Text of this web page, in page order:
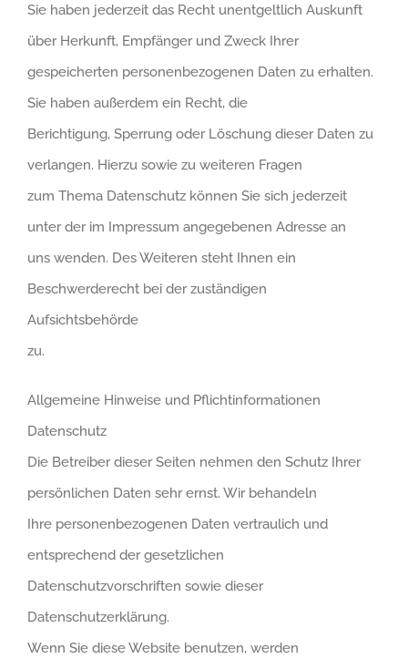
Sie haben jederzeit das Recht unentgeltlich Auskunft
über Herkunft, Empfänger und Zweck Ihrer
gespeicherten personenbezogenen Daten zu erhalten.
Sie haben außerdem ein Recht, die
Berichtigung, Sperrung oder Löschung dieser Daten zu
verlangen. Hierzu sowie zu weiteren Fragen
zum Thema Datenschutz können Sie sich jederzeit
unter der im Impressum angegebenen Adresse an
uns wenden. Des Weiteren steht Ihnen ein
Beschwerderecht bei der zuständigen
Aufsichtsbehörde
zu.
Allgemeine Hinweise und Pflichtinformationen
Datenschutz
Die Betreiber dieser Seiten nehmen den Schutz Ihrer
persönlichen Daten sehr ernst. Wir behandeln
Ihre personenbezogenen Daten vertraulich und
entsprechend der gesetzlichen
Datenschutzvorschriften sowie dieser
Datenschutzerklärung.
Wenn Sie diese Website benutzen, werden